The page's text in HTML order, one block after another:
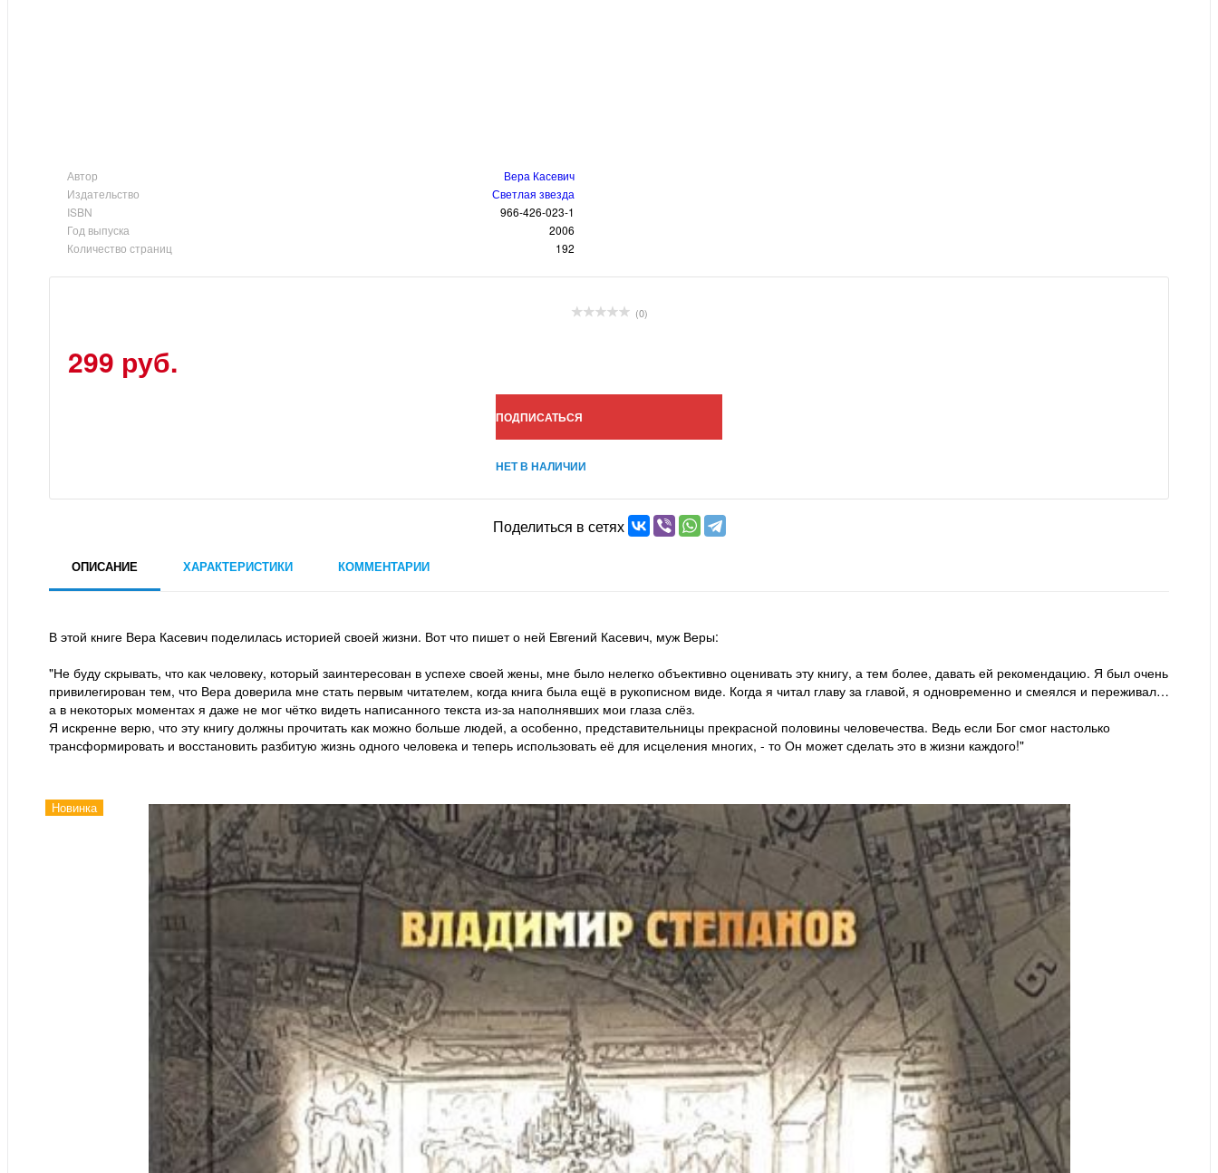
Автор
Вера Касевич
Издательство
Светлая звезда
ISBN
966-426-023-1
Год выпуска
2006
Количество страниц
192
(0)
299 руб.
ПОДПИСАТЬСЯ
НЕТ В НАЛИЧИИ
Поделиться в сетях
ОПИСАНИЕ ХАРАКТЕРИСТИКИ КОММЕНТАРИИ
В этой книге Вера Касевич поделилась историей своей жизни. Вот что пишет о ней Евгений Касевич, муж Веры:
"Не буду скрывать, что как человеку, который заинтересован в успехе своей жены, мне было нелегко объективно оценивать эту книгу, а тем более, давать ей рекомендацию. Я был очень
привилегирован тем, что Вера доверила мне стать первым читателем, когда книга была ещё в рукописном виде. Когда я читал главу за главой, я одновременно и смеялся и переживал…
а в некоторых моментах я даже не мог чётко видеть написанного текста из-за наполнявших мои глаза слёз.
Я искренне верю, что эту книгу должны прочитать как можно больше людей, а особенно, представительницы прекрасной половины человечества. Ведь если Бог смог настолько
трансформировать и восстановить разбитую жизнь одного человека и теперь использовать её для исцеления многих, - то Он может сделать это в жизни каждого!"
Новинка